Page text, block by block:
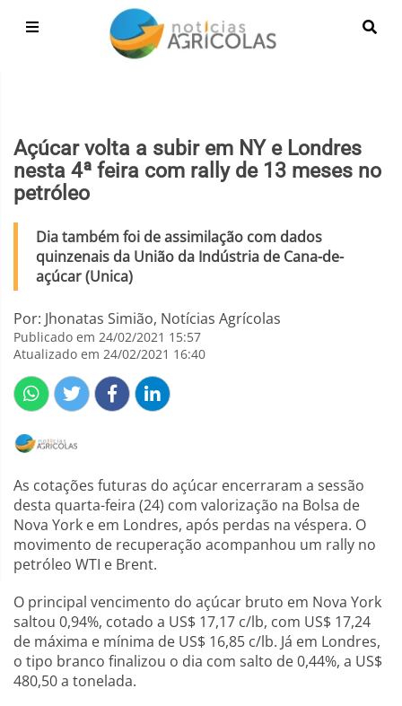
Açúcar volta a subir em NY e Londres
nesta 4ª feira com rally de 13 meses no
petróleo
Dia também foi de assimilação com dados
quinzenais da União da Indústria de Cana-de-
açúcar (Unica)
Por: Jhonatas Simião, Notícias Agrícolas
Publicado em 24/02/2021 15:57
Atualizado em 24/02/2021 16:40
As cotações futuras do açúcar encerraram a sessão
desta quarta-feira (24) com valorização na Bolsa de
Nova York e em Londres, após perdas na véspera. O
movimento de recuperação acompanhou um rally no
petróleo WTI e Brent.
O principal vencimento do açúcar bruto em Nova York
saltou 0,94%, cotado a US$ 17,17 c/lb, com US$ 17,24
de máxima e mínima de US$ 16,85 c/lb. Já em Londres,
o tipo branco finalizou o dia com salto de 0,44%, a US$
480,50 a tonelada.